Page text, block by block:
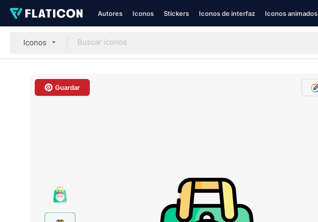
Autores Iconos Stickers Iconos de interfaz Iconos animados
Iconos
Guardar